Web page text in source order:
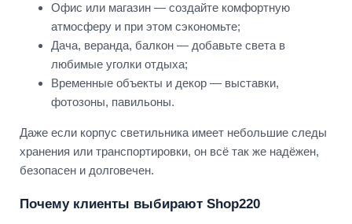
Офис или магазин — создайте комфортную
атмосферу и при этом сэкономьте;
Дача, веранда, балкон — добавьте света в
любимые уголки отдыха;
Временные объекты и декор — выставки,
фотозоны, павильоны.
Даже если корпус светильника имеет небольшие следы
хранения или транспортировки, он всё так же надёжен,
безопасен и долговечен.
Почему клиенты выбирают Shop220